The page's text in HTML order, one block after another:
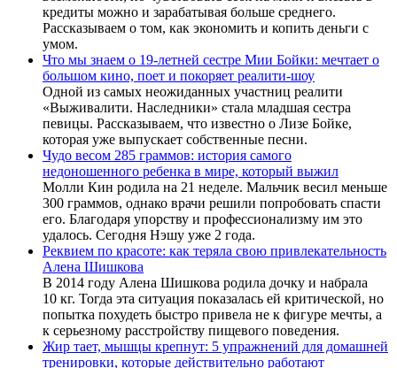
кредиты можно и зарабатывая больше среднего.
Рассказываем о том, как экономить и копить деньги с
умом.
Что мы знаем о 19-летней сестре Мии Бойки: мечтает о
большом кино, поет и покоряет реалити-шоу
Одной из самых неожиданных участниц реалити
«Выживалити. Наследники» стала младшая сестра
певицы. Рассказываем, что известно о Лизе Бойке,
которая уже выпускает собственные песни.
Чудо весом 285 граммов: история самого
недоношенного ребенка в мире, который выжил
Молли Кин родила на 21 неделе. Мальчик весил меньше
300 граммов, однако врачи решили попробовать спасти
его. Благодаря упорству и профессионализму им это
удалось. Сегодня Нэшу уже 2 года.
Реквием по красоте: как теряла свою привлекательность
Алена Шишкова
В 2014 году Алена Шишкова родила дочку и набрала
10 кг. Тогда эта ситуация показалась ей критической, но
попытка похудеть быстро привела не к фигуре мечты, а
к серьезному расстройству пищевого поведения.
Жир тает, мышцы крепнут: 5 упражнений для домашней
тренировки, которые действительно работают